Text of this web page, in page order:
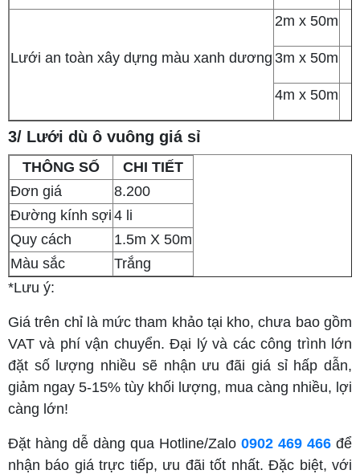
Lưới an toàn xây dựng màu xanh dương
2m x 50m
3m x 50m
4m x 50m
3/ Lưới dù ô vuông giá sỉ
THÔNG SỐ
CHI TIẾT
Đơn giá
8.200
Đường kính sợi 4 li
Quy cách
1.5m X 50m
Màu sắc
Trắng
*Lưu ý:
Giá trên chỉ là mức tham khảo tại kho, chưa bao gồm
VAT và phí vận chuyển. Đại lý và các công trình lớn
đặt số lượng nhiều sẽ nhận ưu đãi giá sỉ hấp dẫn,
giảm ngay 5-15% tùy khối lượng, mua càng nhiều, lợi
càng lớn!
Đặt hàng dễ dàng qua Hotline/Zalo 0902 469 466 để
nhận báo giá trực tiếp, ưu đãi tốt nhất. Đặc biệt, với